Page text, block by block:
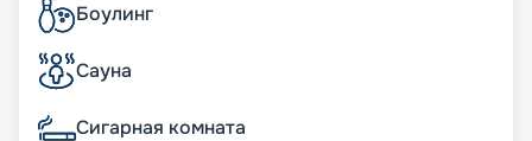
Боулинг
Сауна
Сигарная комната